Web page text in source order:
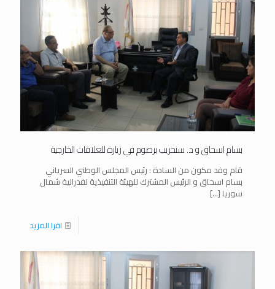
بسام اسحاق و د. سنحريب برصوم في زيارة للعلاقات الخارجية
قام وفد مكون من السادة : رئيس المجلس الوطني السرياني
بسام اسحاق و الرئيس المشترك للهيئة التنفيذية لفدرالية شمال
سوريا […]
اقرا المزيد